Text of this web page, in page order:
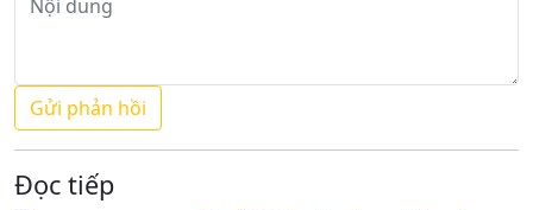
Đọc tiếp